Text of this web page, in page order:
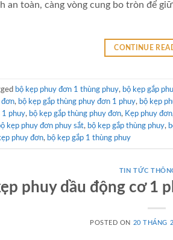
an toàn, càng vòng cung bo tròn để
CONTINUE
bộ kẹp phuy đơn 1 thùng phuy, bộ kẹp gắp
đơn, bộ kẹp gắp thùng phuy đơn 1 phuy, bộ kẹp
1 phuy, bộ kẹp gắp thùng phuy đơn, Kẹp phuy đơn
kẹp phuy đơn phuy sắt, bộ kẹp gắp thùng phuy,
phuy đơn, bộ kẹp gắp 1 thùng phuy
TIN TỨC
phuy dầu động cơ 1
POSTED ON 20 THÁNG